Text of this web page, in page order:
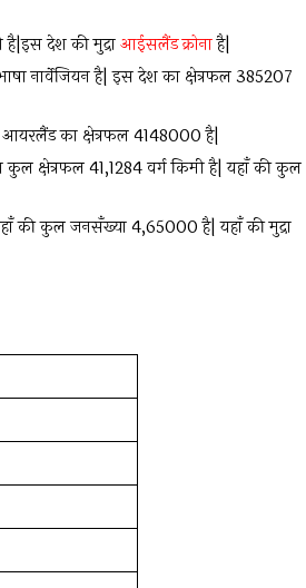
देश की मुद्राआईसलैंड क्रोनाहै|
नार्वेजियन है| इस देश का क्षेत्रफल 385207
आयरलैंड का क्षेत्रफल 4148000 है|
क्षेत्रफल 41,1284 वर्ग किमी है| यहाँ की कुल
की कुल जनसँख्या 4,65000 है| यहाँ की मुद्रा